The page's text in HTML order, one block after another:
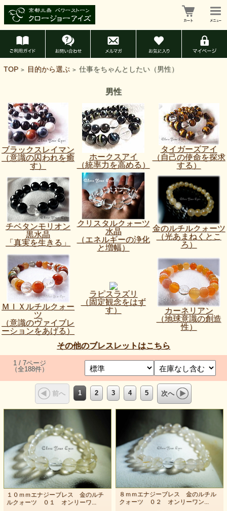
TOP > 目的から選ぶ > 仕事をちゃんとしたい（男性）
男性
ブラックスレイマン
（意識の囚われを癒
す）
ホークスアイ
（統率力を高める）
タイガーズアイ
（自己の使命を探求
する）
チベタンモリオン
黒水晶
「真実を生きる」
クリスタルクォーツ
水晶
（エネルギーの浄化
と増幅）
金のルチルクォーツ
（光あまねくとこ
ろ）
ＭＩＸルチルクォー
ツ
（意識のヴァイブレ
ーションをあげる）
ラピスラズリ
（固定観念をはず
す）
カーネリアン
（地球意識の創造
性）
その他のブレスレットはこちら
1 / 7ページ
（全188件）
前へ 1 2 3 4 5 次へ
１０ｍｍエナジーブレス 金のルチ
ルクォーツ ０１ オンリーワ...
８ｍｍエナジーブレス 金のルチル
クォーツ ０２ オンリーワン...